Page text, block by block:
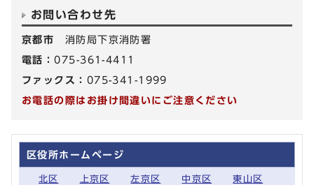
お問い合わせ先
京都市 消防局下京消防署
電話：075-361-4411
ファックス： 075-341-1999
お電話の際はお掛け間違いにご注意ください
区役所ホームページ
北区 上京区 左京区 中京区 東山区